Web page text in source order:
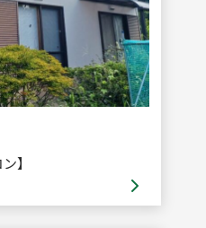
】